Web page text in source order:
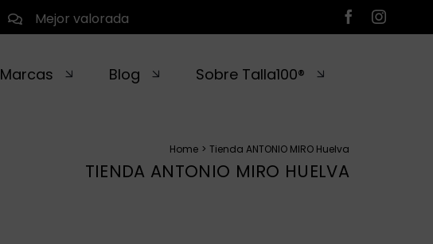
Mejor valorada
Marcas Blog Sobre Talla100®
Home Tienda ANTONIO MIRO Huelva
TIENDA ANTONIO MIRO HUELVA